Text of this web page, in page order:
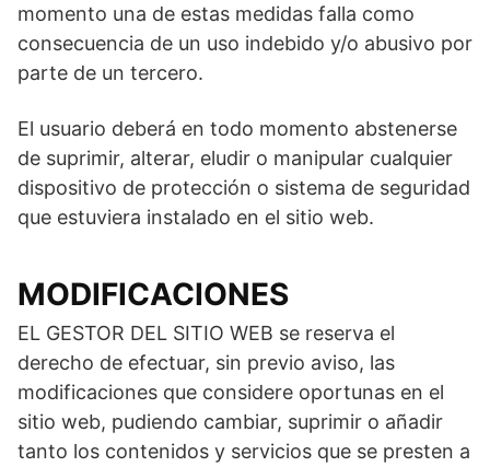
momento una de estas medidas falla como
consecuencia de un uso indebido y/o abusivo por
parte de un tercero.
El usuario deberá en todo momento abstenerse
de suprimir, alterar, eludir o manipular cualquier
dispositivo de protección o sistema de seguridad
que estuviera instalado en el sitio web.
MODIFICACIONES
EL GESTOR DEL SITIO WEB se reserva el
derecho de efectuar, sin previo aviso, las
modificaciones que considere oportunas en el
sitio web, pudiendo cambiar, suprimir o añadir
tanto los contenidos y servicios que se presten a